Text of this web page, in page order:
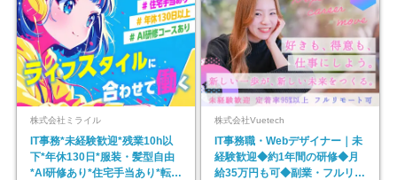
株式会社ミライル
IT事務*未経験歓迎*残業10h以
下*年休130日*服装・髪型自由
*AI研修あり*住宅手当あり*転勤
株式会社Vuetech
IT事務職・Webデザイナー｜未
経験歓迎◆約1年間の研修◆月
給35万円も可◆副業・フルリモ